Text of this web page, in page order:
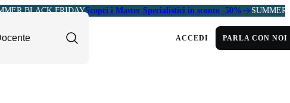
BLACK FRIDAYScopri i Master Specialistici in sconto -50% SUMMER
ACCEDI PARLA CON NOI